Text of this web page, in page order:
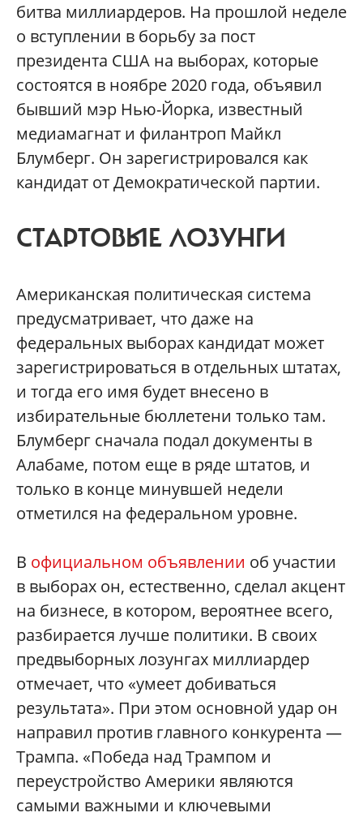
битва миллиардеров. На прошлой неделе
о вступлении в борьбу за пост
президента США на выборах, которые
состоятся в ноябре 2020 года, объявил
бывший мэр Нью-Йорка, известный
медиамагнат и филантроп Майкл
Блумберг. Он зарегистрировался как
кандидат от Демократической партии.
СТАРТОВЫЕ ЛОЗУНГИ
Американская политическая система
предусматривает, что даже на
федеральных выборах кандидат может
зарегистрироваться в отдельных штатах,
и тогда его имя будет внесено в
избирательные бюллетени только там.
Блумберг сначала подал документы в
Алабаме, потом еще в ряде штатов, и
только в конце минувшей недели
отметился на федеральном уровне.
В официальном объявлении об участии
в выборах он, естественно, сделал акцент
на бизнесе, в котором, вероятнее всего,
разбирается лучше политики. В своих
предвыборных лозунгах миллиардер
отмечает, что «умеет добиваться
результата». При этом основной удар он
направил против главного конкурента —
Трампа. «Победа над Трампом и
переустройство Америки являются
самыми важными и ключевыми